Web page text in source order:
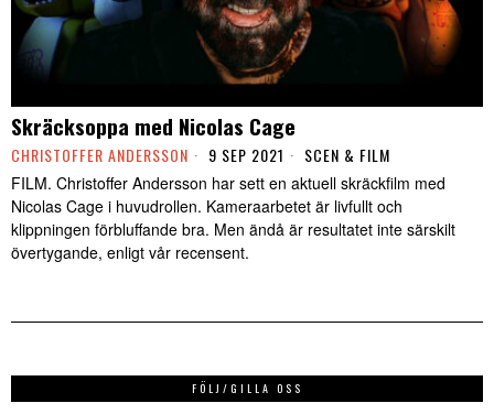
Skräcksoppa med Nicolas Cage
CHRISTOFFER ANDERSSON 9 SEP 2021 SCEN & FILM
FILM. Christoffer Andersson har sett en aktuell skräckfilm med
Nicolas Cage i huvudrollen. Kameraarbetet är livfullt och
klippningen förbluffande bra. Men ändå är resultatet inte särskilt
övertygande, enligt vår recensent.
FÖLJ/GILLA OSS